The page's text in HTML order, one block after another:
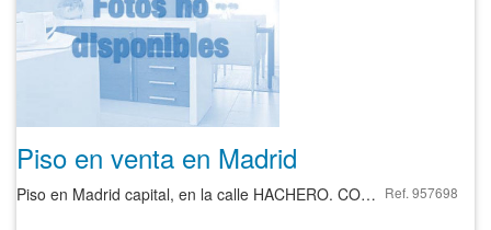
Piso en venta en Madrid
Ref. 957698
Piso en Madrid capital, en la calle HACHERO. CON INCIDENCIAS: INMUEBLE ALQUILADO-NO VISITABLE